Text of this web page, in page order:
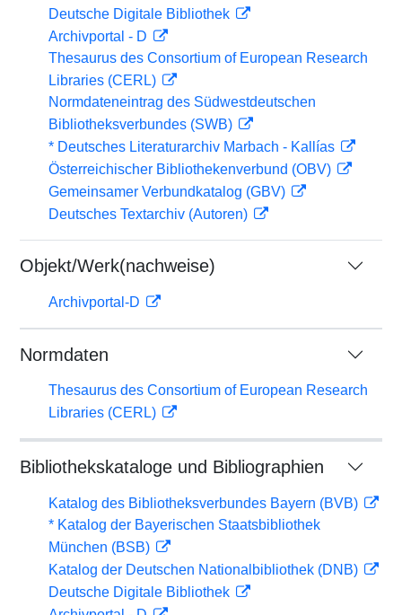
Deutsche Digitale Bibliothek
Archivportal - D
Thesaurus des Consortium of European Research
Libraries (CERL)
Normdateneintrag des Südwestdeutschen
Bibliotheksverbundes (SWB)
* Deutsches Literaturarchiv Marbach - Kallías
Österreichischer Bibliothekenverbund (OBV)
Gemeinsamer Verbundkatalog (GBV)
Deutsches Textarchiv (Autoren)
Objekt/Werk(nachweise)
Archivportal-D
Normdaten
Thesaurus des Consortium of European Research
Libraries (CERL)
Bibliothekskataloge und Bibliographien
Katalog des Bibliotheksverbundes Bayern (BVB)
* Katalog der Bayerischen Staatsbibliothek
München (BSB)
Katalog der Deutschen Nationalbibliothek (DNB)
Deutsche Digitale Bibliothek